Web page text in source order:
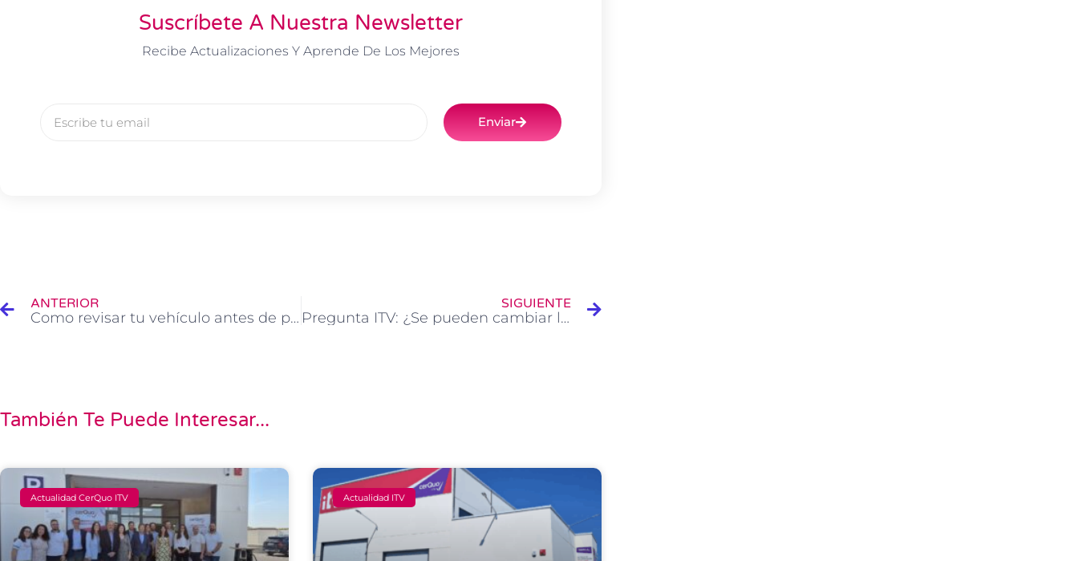
Suscríbete A Nuestra Newsletter
Recibe Actualizaciones Y Aprende De Los Mejores
Enviar
ANTERIOR
Como revisar tu vehículo antes de pasar la ITV
SIGUIENTE
Pregunta ITV: ¿Se pueden cambiar los discos de freno del coche por otros perforados?
También Te Puede Interesar...
Actualidad CerQuo ITV Actualidad ITV